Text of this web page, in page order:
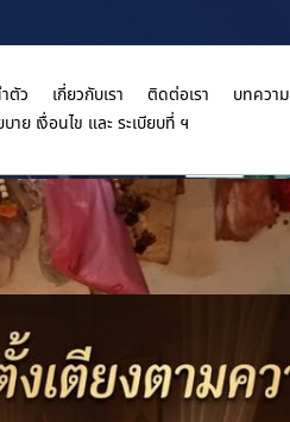
ตัว เกี่ยวกับเรา ติดต่อเรา บทความ
บาย เงื่อนไข และ ระเบียบที่ ฯ